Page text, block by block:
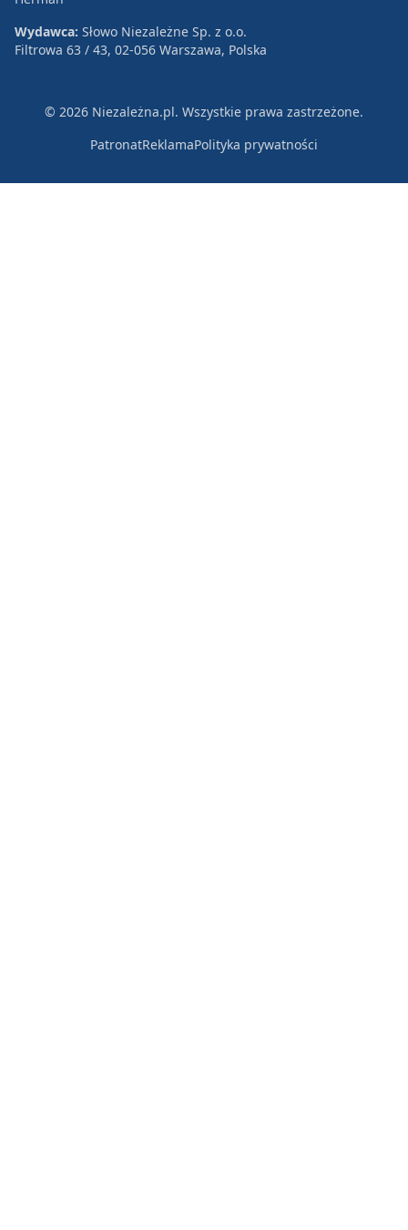
Wydawca: Słowo Niezależne Sp. z o.o.
Filtrowa 63 / 43, 02-056 Warszawa, Polska
© 2026 Niezależna.pl. Wszystkie prawa zastrzeżone.
PatronatReklamaPolityka prywatności